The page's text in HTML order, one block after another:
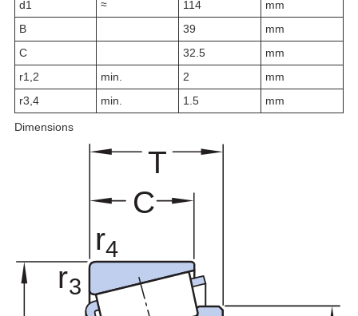
d1 ≈ 114
mm
B
39
mm
C
32.5
mm
r1,2 min. 2
mm
r3,4 min. 1.5 mm
Dimensions